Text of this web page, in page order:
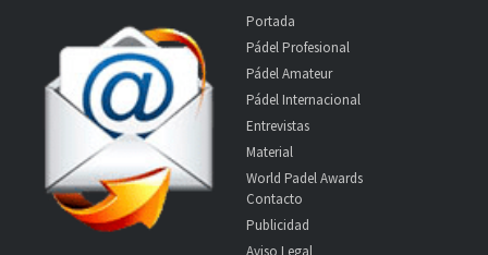
Portada
Pádel Profesional
Pádel Amateur
Pádel Internacional
Entrevistas
Material
World Padel Awards
Contacto
Publicidad